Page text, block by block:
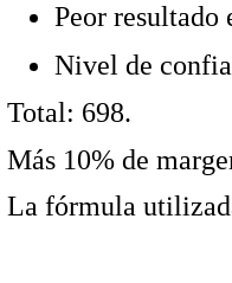
Peor resultado
Nivel de
Total: 698.
Más 10% de
La fórmula